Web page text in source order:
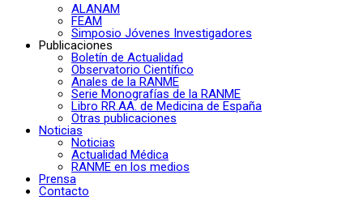
ALANAM
FEAM
Simposio Jóvenes Investigadores
Publicaciones
Boletín de Actualidad
Observatorio Científico
Anales de la RANME
Serie Monografías de la RANME
Libro RR.AA. de Medicina de España
Otras publicaciones
Noticias
Noticias
Actualidad Médica
RANME en los medios
Prensa
Contacto